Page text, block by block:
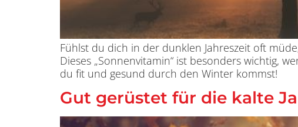
Fühlst du dich in der dunklen Jahreszeit oft
Dieses „Sonnenvitamin“ ist besonders wichtig,
du fit und gesund durch den Winter kommst!
Gut gerüstet für die kalte